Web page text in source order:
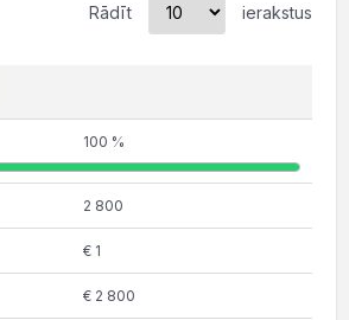
Rādīt ierakstus
100 %
2 800
€ 1
€ 2 800